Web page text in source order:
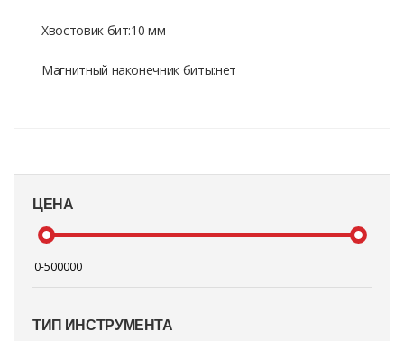
ЦЕНА
ТИП ИНСТРУМЕНТА
Хвостовик бит:10 мм
Магнитный наконечник биты:нет